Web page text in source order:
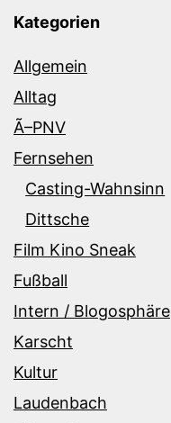
Kategorien
Allgemein
Alltag
Ã–PNV
Fernsehen
Casting-Wahnsinn
Dittsche
Film Kino Sneak
Fußball
Intern / Blogosphäre
Karscht
Kultur
Laudenbach